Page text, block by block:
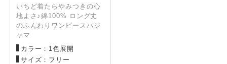
いちど着たらやみつきの心
地よさ♪綿100% ロング丈
のふんわりワンピースパジ
ャマ
カラー：1色展開
サイズ：フリー